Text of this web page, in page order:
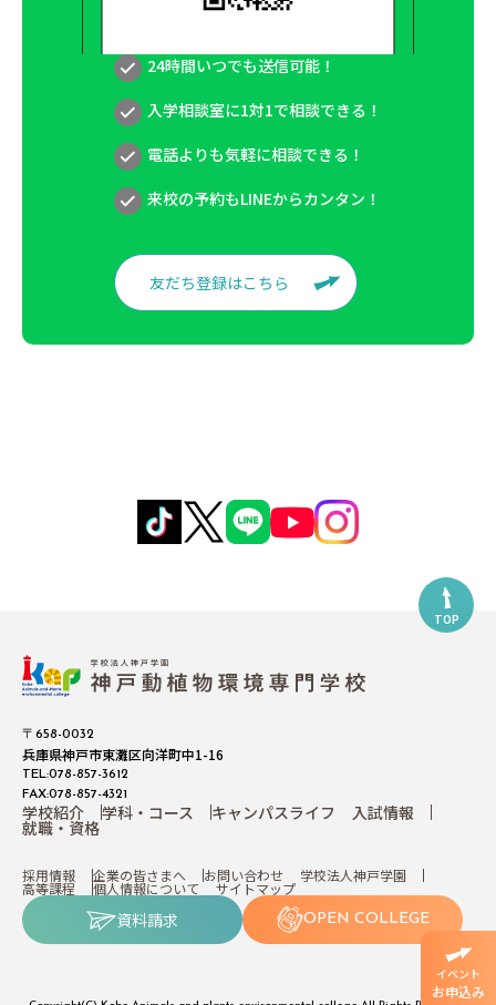
イベント
お申込み
24時間いつでも送信可能！
入学相談室に1対1で相談できる！
電話よりも気軽に相談できる！
来校の予約もLINEからカンタン！
友だち登録はこちら
TOP
〒658-0032
兵庫県神戸市東灘区向洋町中1-16
TEL:078-857-3612
FAX:078-857-4321
学校紹介 学科・コース キャンパスライフ 入試情報
就職・資格
採用情報 企業の皆さまへ お問い合わせ 学校法人神戸学園
高等課程 個人情報について サイトマップ
資料請求 OPEN COLLEGE